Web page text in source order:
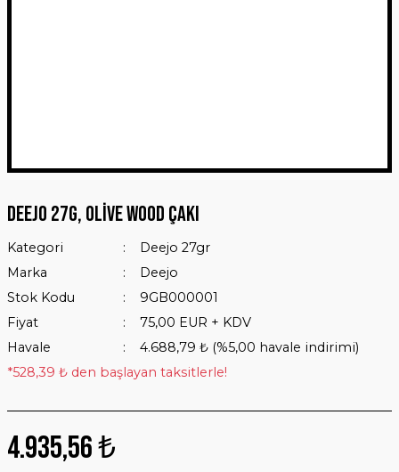
Deejo 27g, Olive Wood Çakı
Kategori
Deejo 27gr
Marka
Deejo
Stok Kodu
9GB000001
Fiyat
75,00 EUR + KDV
Havale
4.688,79 ₺ (%5,00 havale indirimi)
*528,39 ₺ den başlayan taksitlerle!
4.935,56 ₺